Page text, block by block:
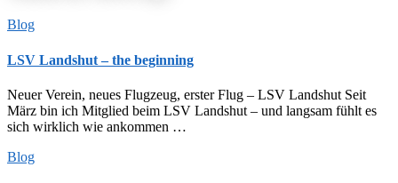
Blog
LSV Landshut – the beginning
Neuer Verein, neues Flugzeug, erster Flug – LSV Landshut Seit
März bin ich Mitglied beim LSV Landshut – und langsam fühlt es
sich wirklich wie ankommen …
Blog